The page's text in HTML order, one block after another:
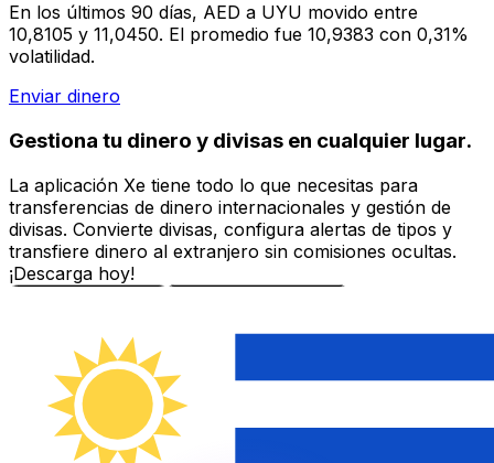
En los últimos 90 días, AED a UYU movido entre
10,8105 y 11,0450. El promedio fue 10,9383 con 0,31%
volatilidad.
Enviar dinero
Gestiona tu dinero y divisas en cualquier lugar.
La aplicación Xe tiene todo lo que necesitas para
transferencias de dinero internacionales y gestión de
divisas. Convierte divisas, configura alertas de tipos y
transfiere dinero al extranjero sin comisiones ocultas.
¡Descarga hoy!